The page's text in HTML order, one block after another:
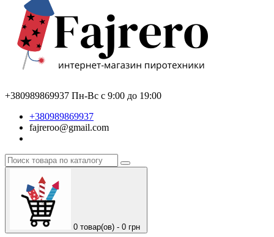
+380989869937 Пн-Вс с 9:00 до 19:00
+380989869937
fajreroo@gmail.com
0 товар(ов) - 0 грн